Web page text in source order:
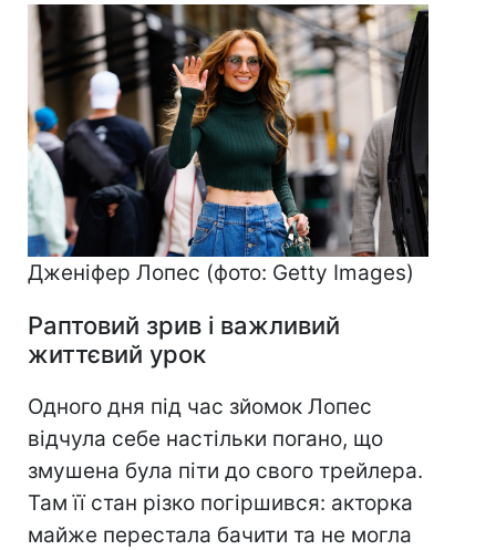
Дженіфер Лопес (фото: Getty Images)
Раптовий зрив і важливий
життєвий урок
Одного дня під час зйомок Лопес
відчула себе настільки погано, що
змушена була піти до свого трейлера.
Там її стан різко погіршився: акторка
майже перестала бачити та не могла